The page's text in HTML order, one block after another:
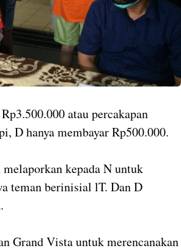
atau percakapan
D hanya membayar Rp500.000.
kepada N untuk
teman berinisial lT. Dan D
Grand Vista untuk merencanakan